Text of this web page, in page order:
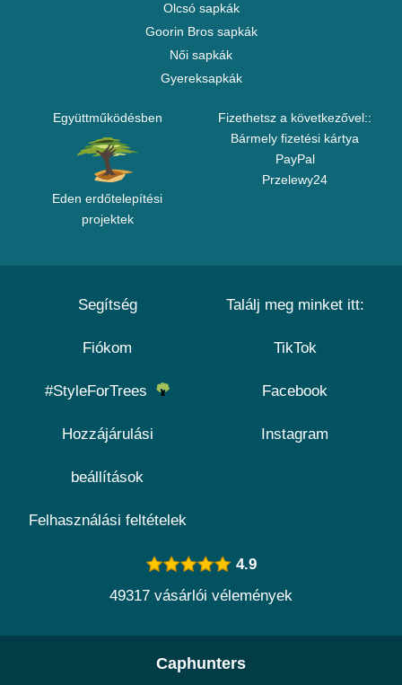
Olcsó sapkák
Goorin Bros sapkák
Női sapkák
Gyereksapkák
Együttműködésben
Eden erdőtelepítési
projektek
Fizethetsz a következővel::
Bármely fizetési kártya
PayPal
Przelewy24
Segítség
Fiókom
#StyleForTrees
Hozzájárulási
beállítások
Felhasználási feltételek
Találj meg minket itt:
TikTok
Facebook
Instagram
4.9
49317 vásárlói vélemények
Caphunters